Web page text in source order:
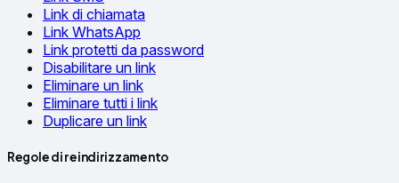
Link di chiamata
Link WhatsApp
Link protetti da password
Disabilitare un link
Eliminare un link
Eliminare tutti i link
Duplicare un link
Regole di reindirizzamento